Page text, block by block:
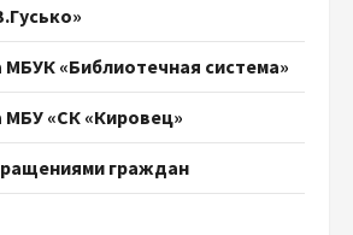
МБУК «Библиотечная система»
МБУ «СК «Кировец»
граждан